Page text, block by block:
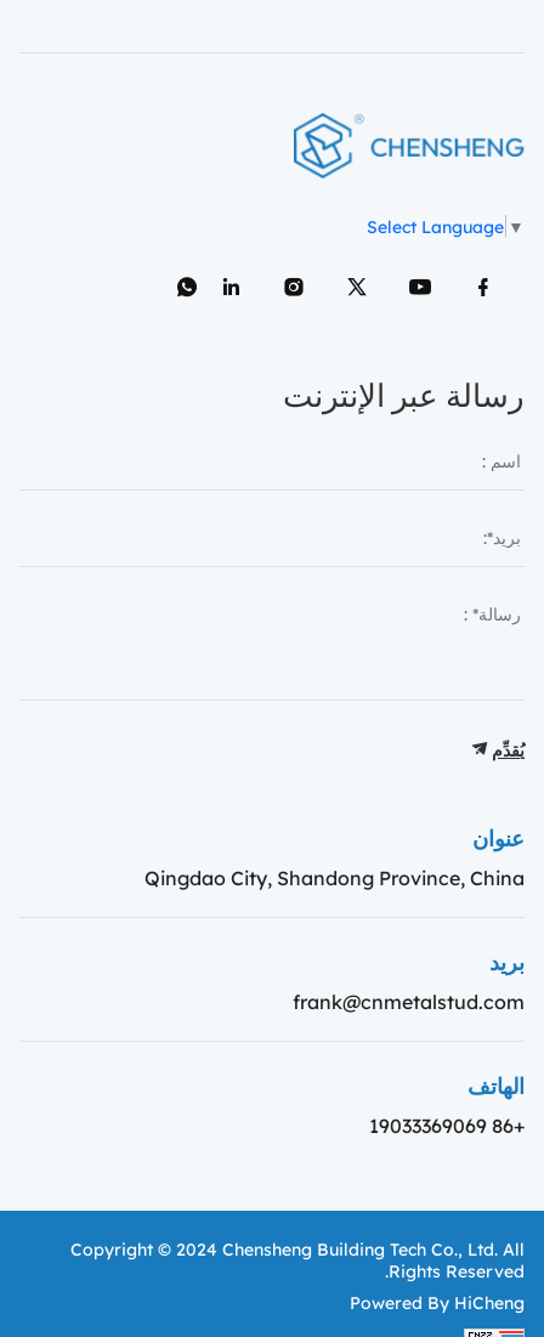
Select Language ▼
رسالة عبر الإنترنت
يُقدِّم
عنوان
Qingdao City, Shandong Province, China
بريد
frank@cnmetalstud.com
الهاتف
+86 19033369069
Copyright © 2024 Chensheng Building Tech Co., Ltd. All
Rights Reserved.
Powered By HiCheng